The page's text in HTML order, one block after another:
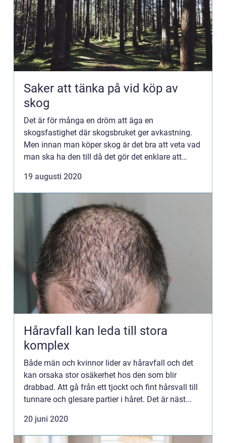
Saker att tänka på vid köp av
skog
Det är för många en dröm att äga en
skogsfastighet där skogsbruket ger avkastning.
Men innan man köper skog är det bra att veta vad
man ska ha den till då det gör det enklare att
som bara vill äga skog på d...
19 augusti 2020
Håravfall kan leda till stora
komplex
Både män och kvinnor lider av håravfall och det
kan orsaka stor osäkerhet hos den som blir
drabbad. Att gå från ett tjockt och fint hårsvall till
tunnare och glesare partier i håret. Det är näst...
20 juni 2020